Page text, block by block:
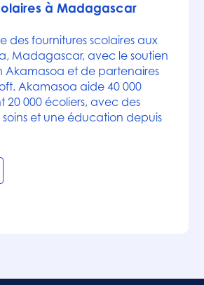
à Madagascar
des fournitures scolaires aux
Madagascar, avec le soutien
Akamasoa et de partenaires
Akamasoa aide 40 000
20 000 écoliers, avec des
soins et une éducation depuis